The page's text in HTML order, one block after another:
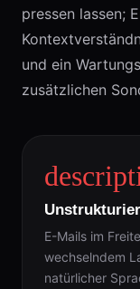
pressen lassen;
und ein
zusätzlichen
E-Mails im
wechselndem
natürlicher